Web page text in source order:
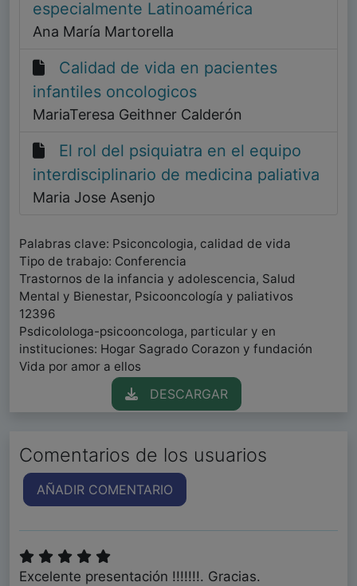
especialmente Latinoamérica
Ana María Martorella
Calidad de vida en pacientes
infantiles oncologicos
MariaTeresa Geithner Calderón
El rol del psiquiatra en el equipo
interdisciplinario de medicina paliativa
Maria Jose Asenjo
Palabras clave: Psiconcologia, calidad de vida
Tipo de trabajo: Conferencia
Trastornos de la infancia y adolescencia, Salud
Mental y Bienestar, Psicooncología y paliativos
12396
Psdicolologa-psicooncologa, particular y en
instituciones: Hogar Sagrado Corazon y fundación
Vida por amor a ellos
DESCARGAR
Comentarios de los usuarios
AÑADIR COMENTARIO
Excelente presentación !!!!!!!. Gracias.